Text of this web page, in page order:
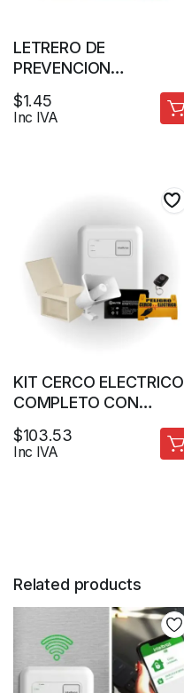
LETRERO DE
PREVENCION
ADVERTENCIA CERCO
ELECTRICO
$1.45
Inc IVA
KIT CERCO ELECTRICO
COMPLETO CON
CENTRAL ELC3020
$103.53
Inc IVA
Related products